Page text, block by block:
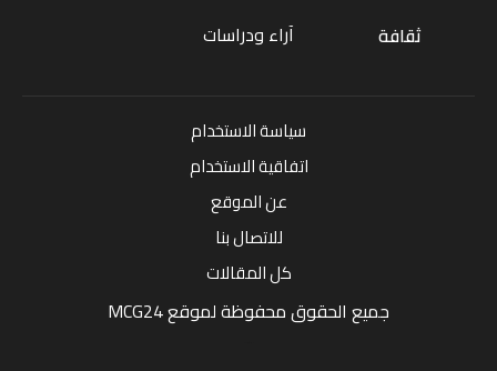
ثقافة
آراء ودراسات
سياسة الاستخدام
اتفاقية الاستخدام
عن الموقع
للاتصال بنا
كل المقالات
جميع الحقوق محفوظة لموقع MCG24